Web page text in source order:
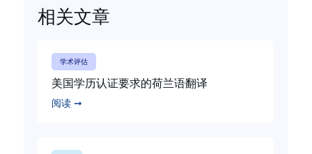
相关文章
学术评估
美国学历认证要求的荷兰语翻译
阅读 ➞